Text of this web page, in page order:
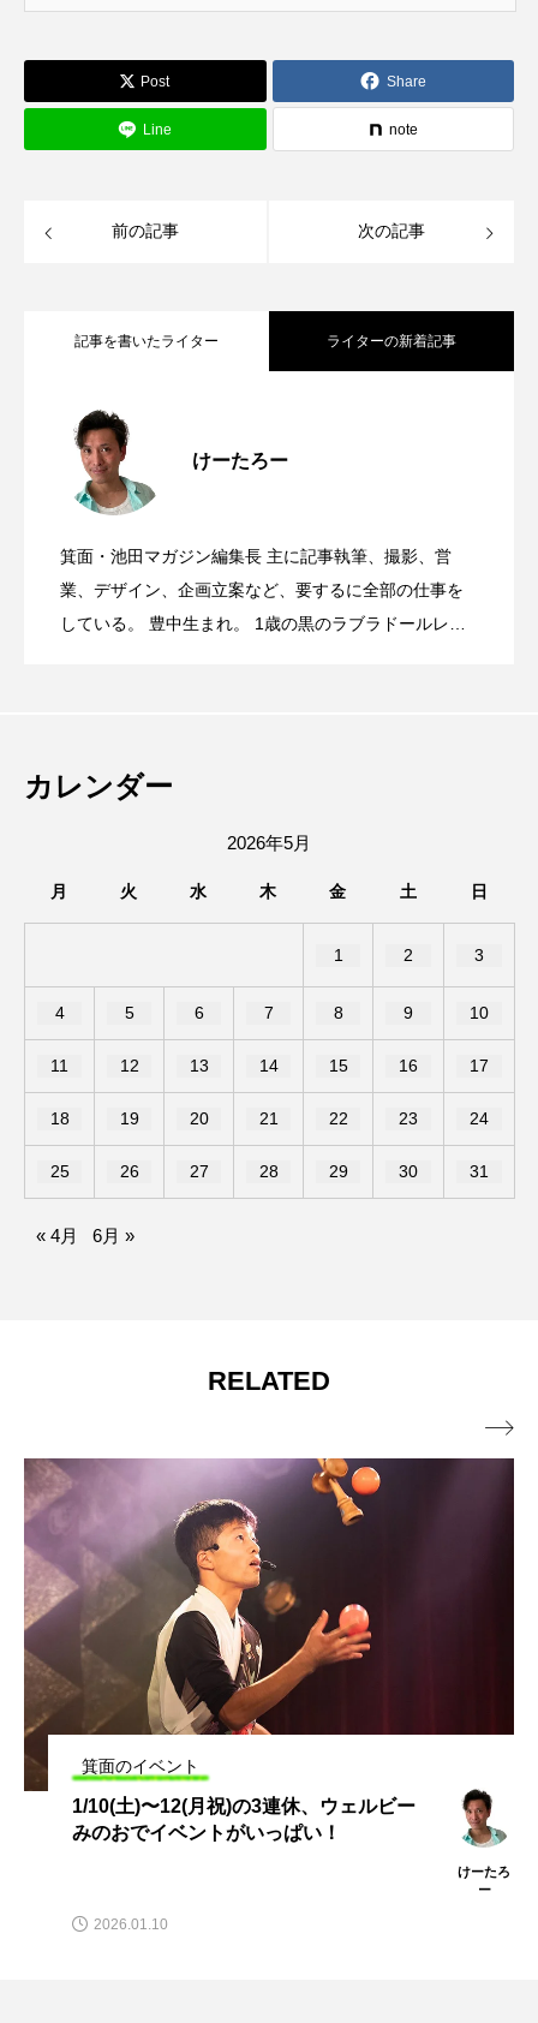
Post Share
Line note
前の記事 次の記事
記事を書いたライター ライターの新着記事
けーたろー
箕面・池田マガジン編集長 主に記事執筆、撮影、営
業、デザイン、企画立案など、要するに全部の仕事を
している。 豊中生まれ。 1歳の黒のラブラドールレト
2026.08.08
国の味と日本で学んだ珈琲とお茶の世界
2026.08.07
年記念！夏なので、カブトムシとかいり
2026.08.06 サンシティ地下1階に、宝塚ゴールドがオ
みたい。
キ池田駅前店が7/26で閉店したみたい。
カレンダー
2026年5月
月 火 水 木 金 土 日
1 2 3
4 5 6 7 8 9 10
11 12 13 14 15 16 17
18 19 20 21 22 23 24
25 26 27 28 29 30 31
« 4月 6月 »
RELATED
箕面のイベント
1/10(土)〜12(月祝)の3連休、ウェルビー
みのおでイベントがいっぱい！
けーたろ
ー
2026.01.10
